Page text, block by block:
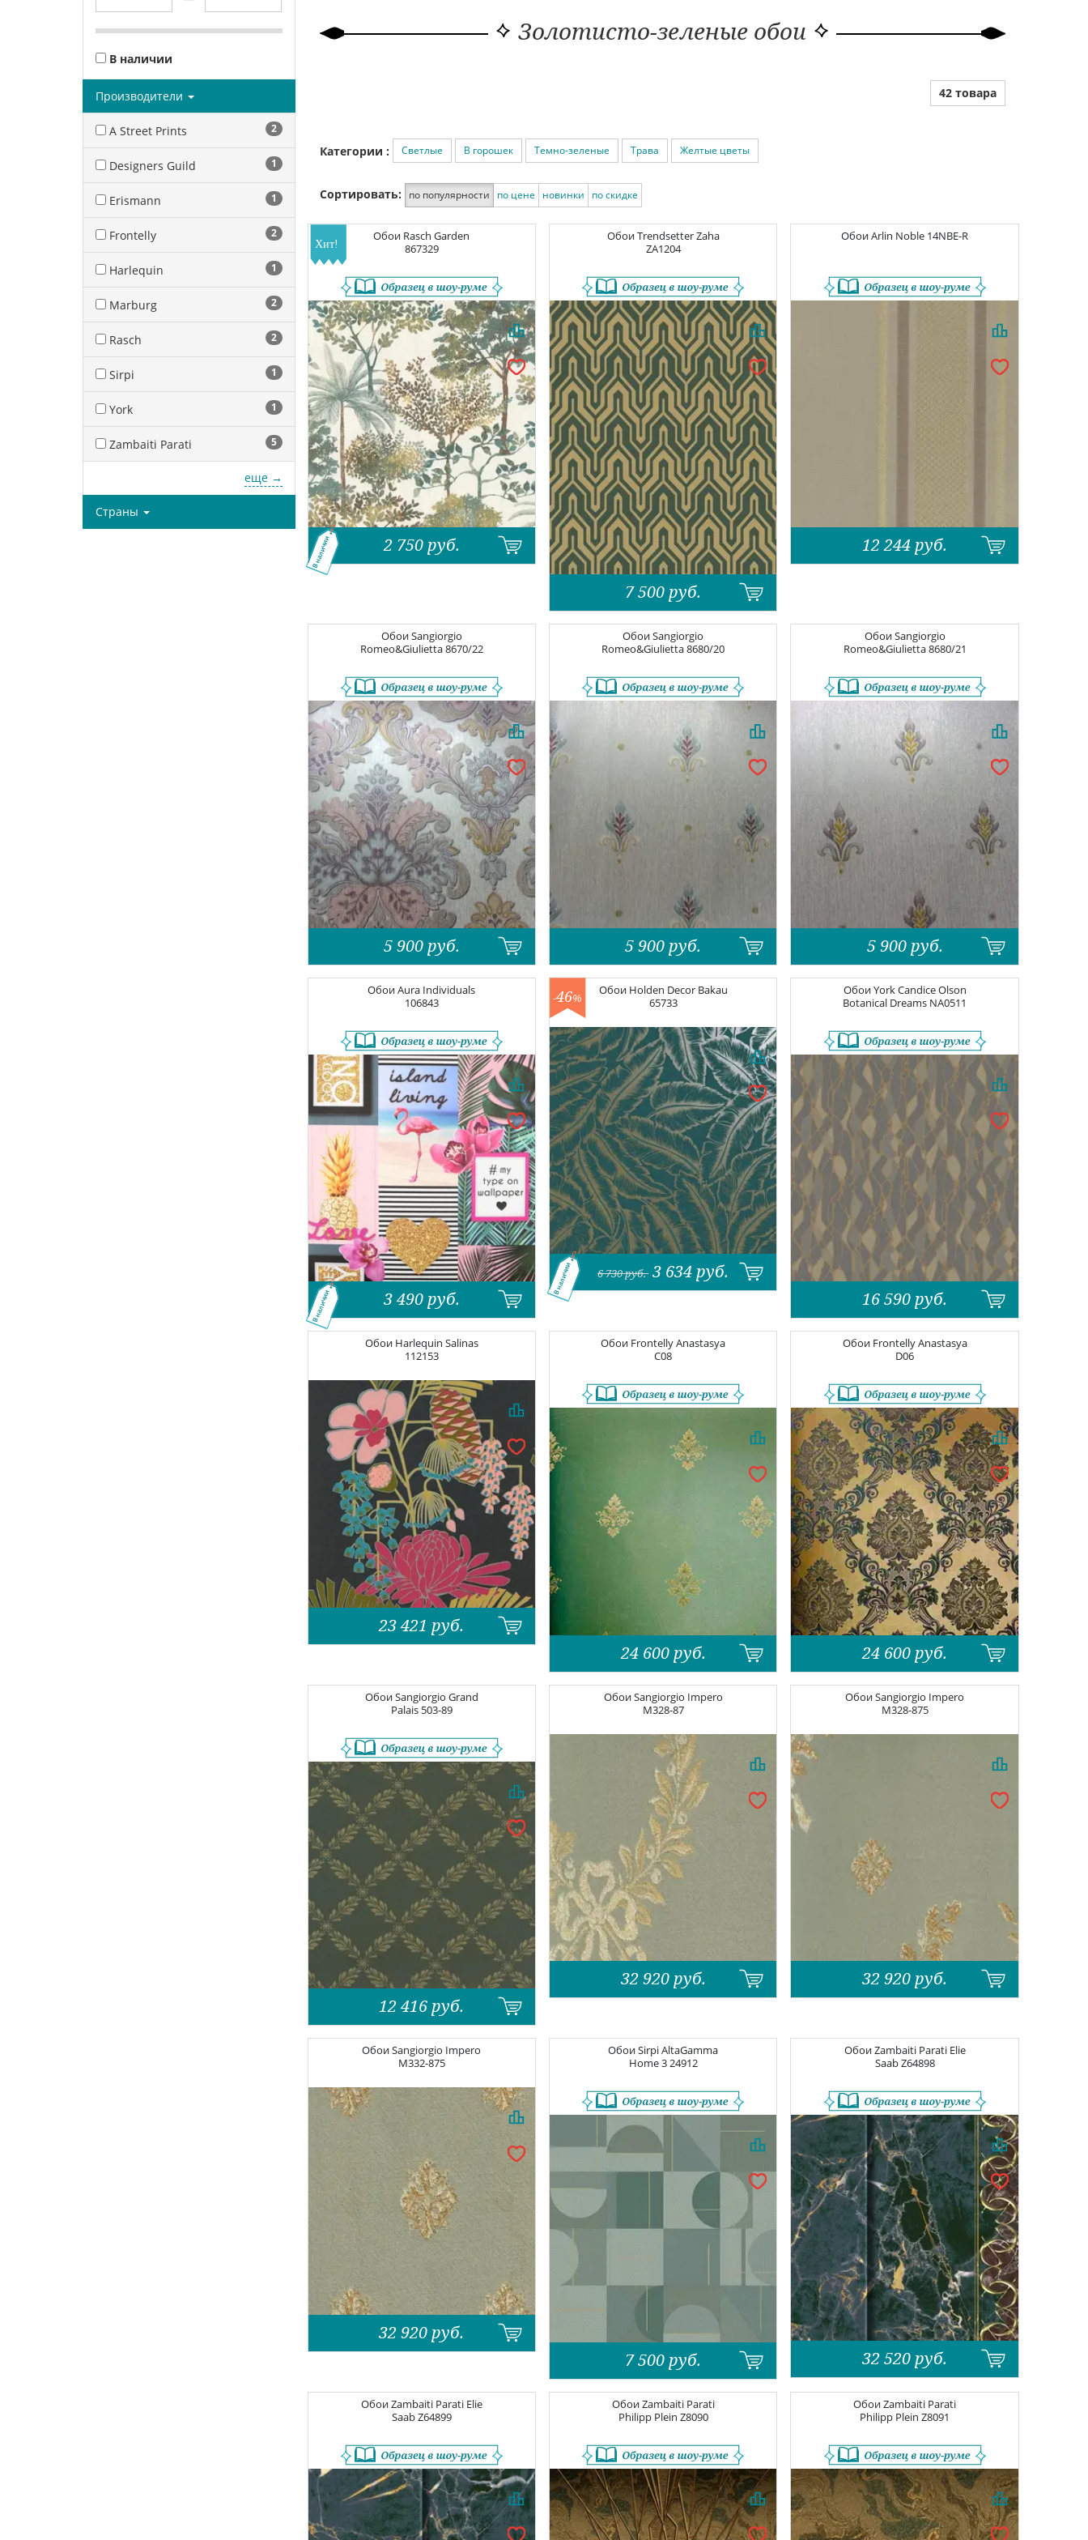
В наличии
Производители
A Street Prints 2
Designers Guild 1
Erismann 1
Frontelly 2
Harlequin 1
Marburg 2
Rasch 2
Sirpi 1
York 1
Zambaiti Parati 5
еще →
Страны
Золотисто-зеленые обои
42 товара
Категории : Светлые В горошек Темно-зеленые Трава Желтые цветы
Сортировать: по популярности по цене новинки по скидке
Обои Rasch Garden
867329
2 750 руб.
В наличии
ОбоиTrendsetter Zaha
ZA1204
7 500 руб.
ОбоиArlin Noble 14NBE-R
12 244 руб.
ОбоиSangiorgio
Romeo&Giulietta8670/22
5 900 руб.
ОбоиSangiorgio
Romeo&Giulietta8680/20
5 900 руб.
ОбоиSangiorgio
Romeo&Giulietta8680/21
5 900 руб.
ОбоиAura Individuals
106843
3 490 руб.
В наличии
Обои Holden Decor Bakau
65733
-46%
6 730руб. 3 634 руб.
В наличии
ОбоиYork Candice Olson
Botanical Dreams NA0511
16 590 руб.
Обои Harlequin Salinas
112153
23 421 руб.
Обои Frontelly Anastasya
C08
24 600 руб.
Обои Frontelly Anastasya
D06
24 600 руб.
ОбоиSangiorgio Grand
Palais 503-89
12 416 руб.
ОбоиSangiorgio Impero
M328-87
32 920 руб.
ОбоиSangiorgio Impero
M328-875
32 920 руб.
ОбоиSangiorgio Impero
M332-875
32 920 руб.
ОбоиSirpi AltaGamma
Home 324912
7 500 руб.
ОбоиZambaiti Parati Elie
SaabZ64898
32 520руб.
ОбоиZambaiti Parati Elie
SaabZ64899
ОбоиZambaiti Parati
Philipp Plein Z8090
ОбоиZambaiti Parati
Philipp PleinZ8091